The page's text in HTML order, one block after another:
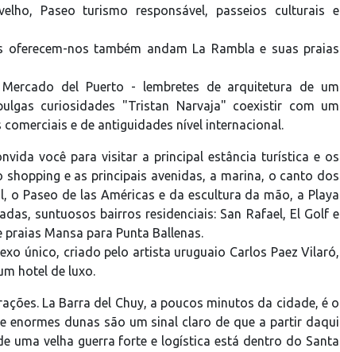
Paseo turismo responsável, passeios culturais e
nos também andam La Rambla e suas praias
del Puerto - lembretes de arquitetura de um
curiosidades "Tristan Narvaja" coexistir com um
e de antiguidades nível internacional.
você para visitar a principal estância turística e os
shopping e as principais avenidas, a marina, o canto dos
o Paseo de las Américas e da escultura da mão, a Playa
suntuosos bairros residenciais: San Rafael, El Golf e
Mansa para Punta Ballenas.
único, criado pelo artista uruguaio Carlos Paez Vilaró,
hotel de luxo.
La Barra del Chuy, a poucos minutos da cidade, é o
enormes dunas são um sinal claro de que a partir daqui
uma velha guerra forte e logística está dentro do Santa